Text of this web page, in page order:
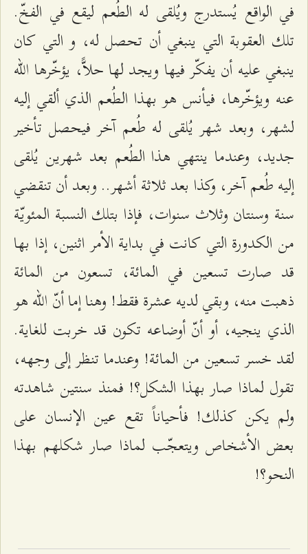
في الواقع يُستدرج ويُلقى له الطُعم ليقع في الفخّ.
تلك العقوبة التي ينبغي أن تحصل له، و التي كان
ينبغي عليه أن يفكّر فيها ويجد لها حلاًّ، يؤخّرها الله
عنه ويؤخّرها، فيأنس هو بهذا الطُعم الذي ألقي إليه
لشهر، وبعد شهر يُلقى له طُعم آخر فيحصل تأخير
جديد، وعندما ينتهي هذا الطُعم بعد شهرين يُلقى
إليه طُعم آخر، وكذا بعد ثلاثة أشهر.. وبعد أن تنقضي
سنة وسنتان وثلاث سنوات، فإذا بتلك النسبة المئويّة
من الكدورة التي كانت في بداية الأمر اثنين، إذا بها
قد صارت تسعين في المائة، تسعون من المائة
ذهبت منه، وبقي لديه عشرة فقط! وهنا إما أنّ الله هو
الذي ينجيه، أو أنّ أوضاعه تكون قد خربت للغاية.
لقد خسر تسعين من المائة! وعندما تنظر إلى وجهه،
تقول لماذا صار بهذا الشكل؟! فمنذ سنتين شاهدته
ولم يكن كذلك! فأحياناً تقع عين الإنسان على
بعض الأشخاص ويتعجّب لماذا صار شكلهم بهذا
النحو؟!